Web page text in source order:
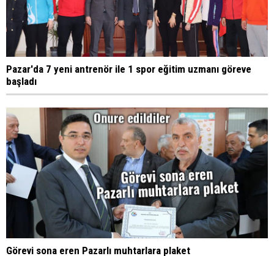
Pazar'da 7 yeni antrenör ile 1 spor eğitim uzmanı göreve
başladı
Görevi sona eren Pazarlı muhtarlara plaket